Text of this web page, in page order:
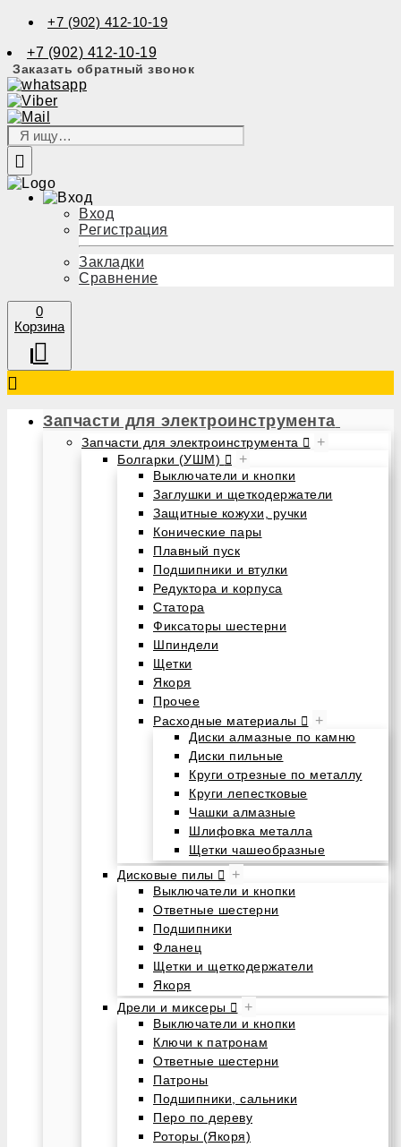
+7 (902) 412-10-19
+7 (902) 412-10-19
Заказать обратный звонок
Вход
Регистрация
Закладки
Сравнение
0
Корзина
Запчасти для электроинструмента
Запчасти для электроинструмента +
Болгарки (УШМ) +
Выключатели и кнопки
Заглушки и щеткодержатели
Защитные кожухи, ручки
Конические пары
Плавный пуск
Подшипники и втулки
Редуктора и корпуса
Статора
Фиксаторы шестерни
Шпиндели
Щетки
Якоря
Прочее
Расходные материалы
+
Диски алмазные по камню
Диски пильные
Круги отрезные по металлу
Круги лепестковые
Чашки алмазные
Шлифовка металла
Щетки чашеобразные
Дисковые пилы
+
Выключатели и кнопки
Ответные шестерни
Подшипники
Фланец
Щетки и щеткодержатели
Якоря
Дрели и миксеры
+
Выключатели и кнопки
Ключи к патронам
Ответные шестерни
Патроны
Подшипники, сальники
Перо по дереву
Роторы (Якоря)